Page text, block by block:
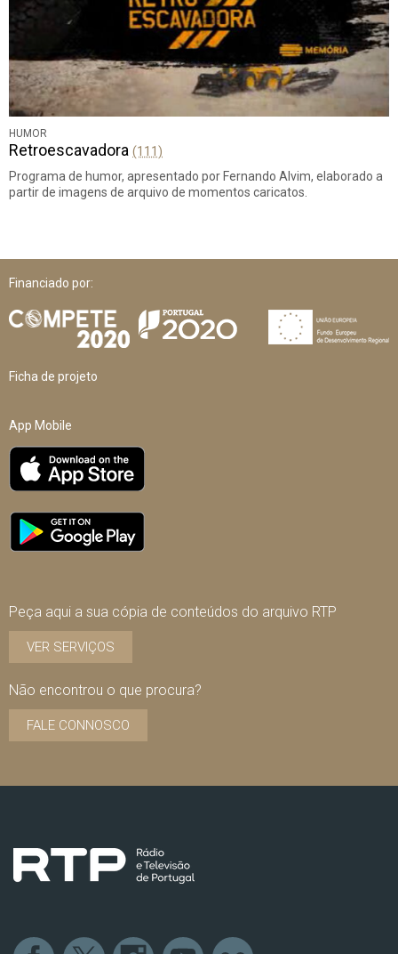
HUMOR
Retroescavadora (111)
Programa de humor, apresentado por Fernando Alvim, elaborado a
partir de imagens de arquivo de momentos caricatos.
Financiado por:
Ficha de projeto
App Mobile
Peça aqui a sua cópia de conteúdos do arquivo RTP
VER SERVIÇOS
Não encontrou o que procura?
FALE CONNOSCO